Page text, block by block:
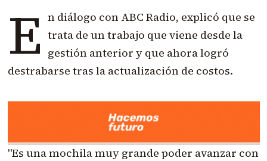
E n diálogo con ABC Radio, explicó que se
trata de un trabajo que viene desde la
gestión anterior y que ahora logró
destrabarse tras la actualización de costos.
"Es una mochila muy grande poder avanzar con